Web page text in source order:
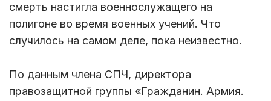
смерть настигла военнослужащего на
полигоне во время военных учений. Что
случилось на самом деле, пока неизвестно.
По данным члена СПЧ, директора
правозащитной группы «Гражданин. Армия.